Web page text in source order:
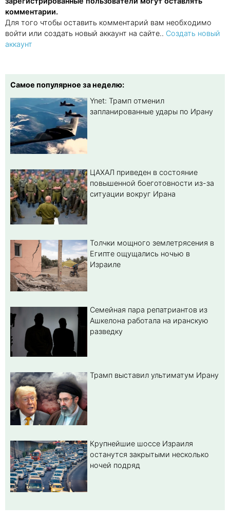
комментарии.
Для того чтобы оставить комментарий вам необходимо
войти или создать новый аккаунт на сайте.. Создать новый
аккаунт
Самое популярное за неделю:
Ynet: Трамп отменил
запланированные удары по Ирану
ЦАХАЛ приведен в состояние
повышенной боеготовности из-за
ситуации вокруг Ирана
Толчки мощного землетрясения в
Египте ощущались ночью в
Израиле
Семейная пара репатриантов из
Ашкелона работала на иранскую
разведку
Трамп выставил ультиматум Ирану
Крупнейшие шоссе Израиля
останутся закрытыми несколько
ночей подряд